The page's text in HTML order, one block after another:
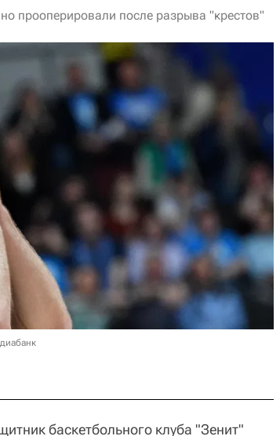
прооперировали после разрыва "крестов"
баскетбольного клуба "Зенит"